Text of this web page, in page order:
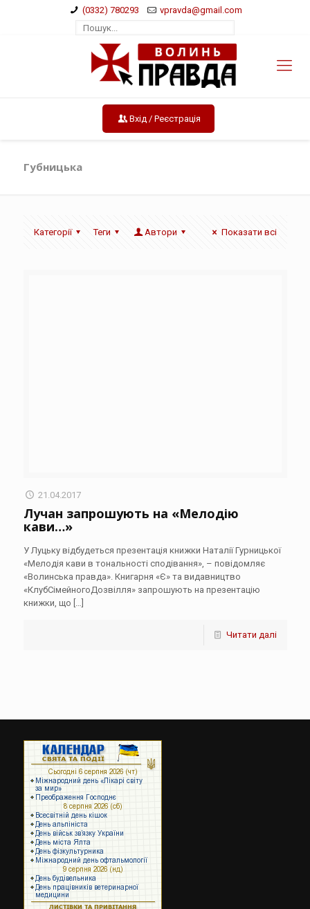
(0332) 780293 vpravda@gmail.com
Вхід / Реєстрація
Губницька
Категорії Теги Автори Показати всі
21.04.2017
Лучан запрошують на «Мелодію
кави…»
У Луцьку відбудеться презентація книжки Наталії Гурницької
«Мелодія кави в тональності сподівання», – повідомляє
«Волинська правда». Книгарня «Є» та видавництво
«КлубСімейногоДозвілля» запрошують на презентацію
книжки, що […]
Читати далі